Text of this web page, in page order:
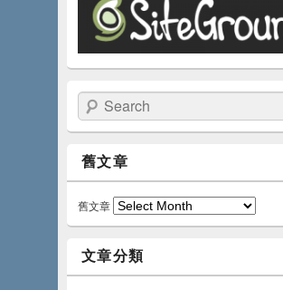
Search
舊文章
舊文章
文章分類